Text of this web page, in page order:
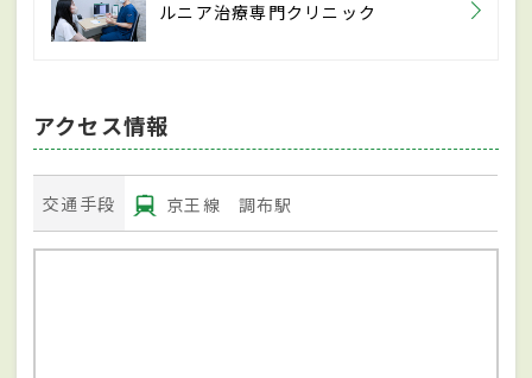
ルニア治療専門クリニック
アクセス情報
交通手段 京王線 調布駅